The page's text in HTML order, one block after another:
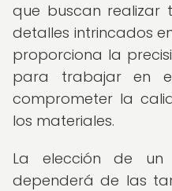
que buscan realizar
detalles intrincados
proporciona la
para trabajar en
comprometer la
los materiales.
La elección de
dependerá de las